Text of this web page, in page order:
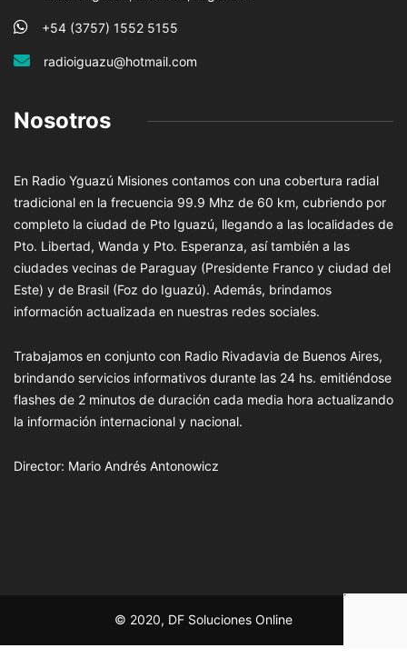
+54 (3757) 1552 5155
radioiguazu@hotmail.com
Nosotros
En Radio Yguazú Misiones contamos con una cobertura radial
tradicional en la frecuencia 99.9 Mhz de 60 km, cubriendo por
completo la ciudad de Pto Iguazú, llegando a las localidades de
Pto. Libertad, Wanda y Pto. Esperanza, así también a las
ciudades vecinas de Paraguay (Presidente Franco y ciudad del
Este) y de Brasil (Foz do Iguazú). Además, brindamos
información actualizada en nuestras redes sociales.
Trabajamos en conjunto con Radio Rivadavia de Buenos Aires,
brindando servicios informativos durante las 24 hs. emitiéndose
flashes de 2 minutos de duración cada media hora actualizando
la información internacional y nacional.
Director: Mario Andrés Antonowicz
© 2020, DF Soluciones Online